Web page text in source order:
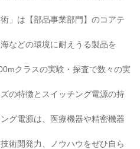
」は【部品事業部門】のコアテ
などの環境に耐えうる製品を
クラスの実験・探査で数々の実
の特徴とスイッチング電源の持
グ電源は、医療機器や精密機器
術開発力、ノウハウをぜひ自ら